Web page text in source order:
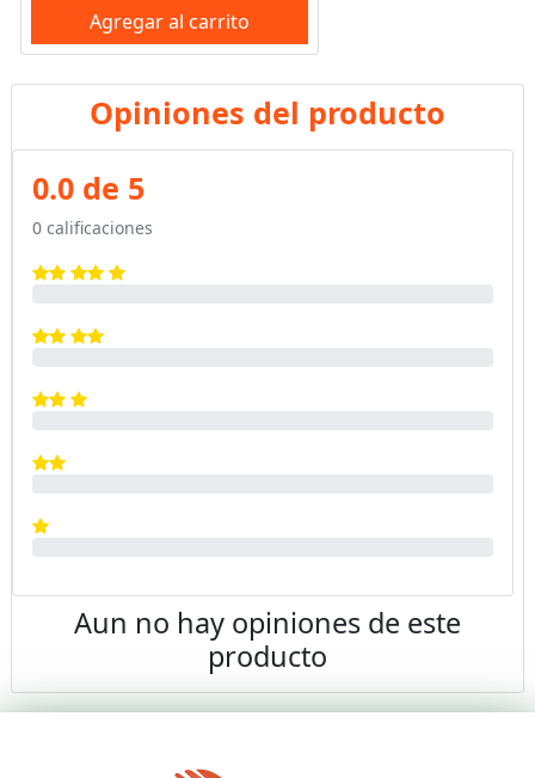
Agregar al carrito
Opiniones del producto
Aun no hay opiniones de este
producto
0.0 de 5
0 calificaciones